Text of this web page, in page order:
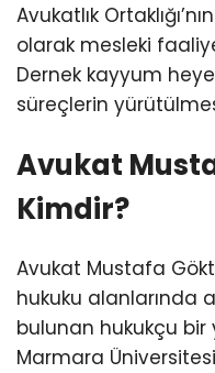
Avukatlık
olarak mesleki
Dernek kayyum
süreçlerin
Avukat
Kimdir?
Avukat Mustafa
hukuku alanlarında
bulunan hukukçu bir
Marmara